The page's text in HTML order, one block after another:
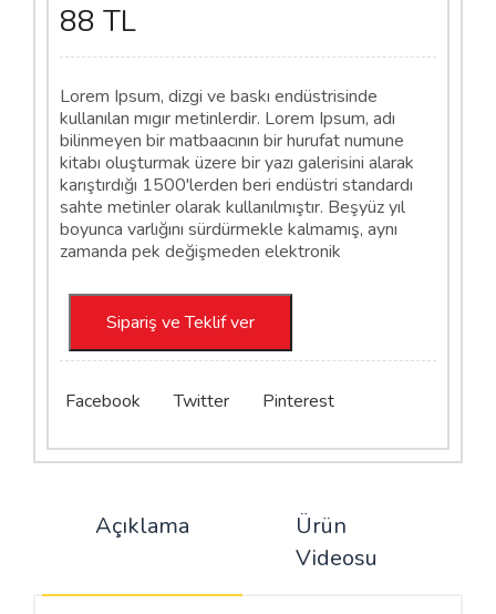
88 TL
Lorem Ipsum, dizgi ve baskı endüstrisinde
kullanılan mıgır metinlerdir. Lorem Ipsum, adı
bilinmeyen bir matbaacının bir hurufat numune
kitabı oluşturmak üzere bir yazı galerisini alarak
karıştırdığı 1500'lerden beri endüstri standardı
sahte metinler olarak kullanılmıştır. Beşyüz yıl
boyunca varlığını sürdürmekle kalmamış, aynı
zamanda pek değişmeden elektronik
Sipariş ve Teklif ver
Facebook Twitter Pinterest
Açıklama
Ürün
Videosu